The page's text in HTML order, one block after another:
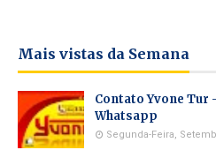
Mais vistas da Semana
Contato Yvone Tur
Whatsapp
Segunda-Feira,